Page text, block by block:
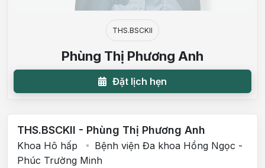
THS.BSCKII
Phùng Thị Phương Anh
Đặt lịch hẹn
THS.BSCKII - Phùng Thị Phương Anh
Khoa Hô hấp
Bệnh viện Đa khoa Hồng Ngọc -
Phúc Trường Minh